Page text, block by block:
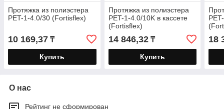
Протяжка из полиэстера
PET-1-4.0/30 (Fortisflex)
10 169,37 ₸
Купить
Протяжка из полиэстера
PET-1-4.0/10K в кассете
(Fortisflex)
14 846,32₸
Купить
18
О нас
Рейтинг не сформирован